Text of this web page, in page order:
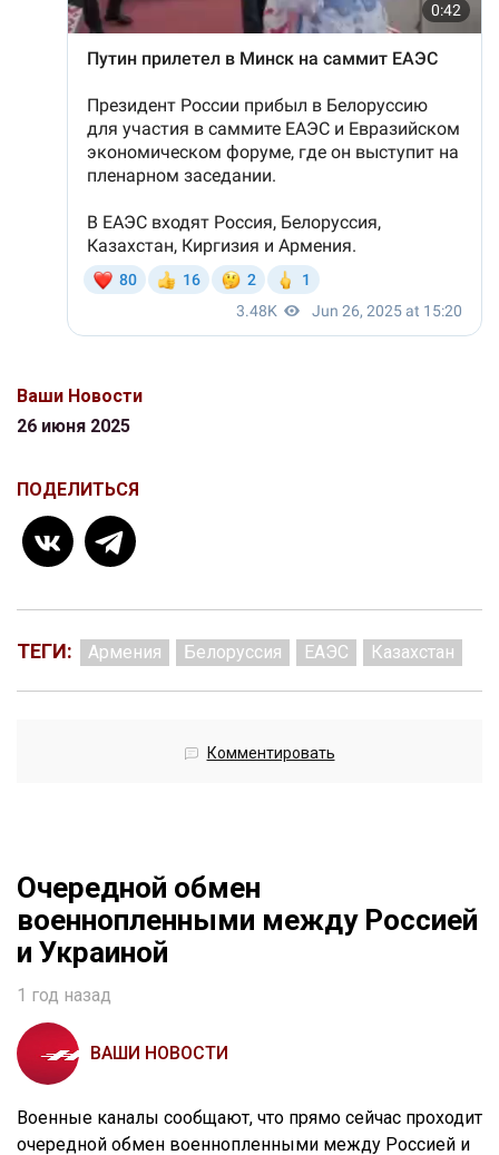
Ваши Новости
26 июня 2025
ПОДЕЛИТЬСЯ
ТЕГИ: Армения Белоруссия ЕАЭС Казахстан
Комментировать
Очередной обмен
военнопленными между Россией
и Украиной
1 год назад
ВАШИ НОВОСТИ
Военные каналы сообщают, что прямо сейчас проходит
очередной обмен военнопленными между Россией и